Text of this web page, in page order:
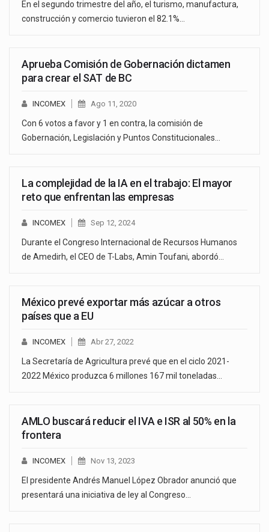
En el segundo trimestre del año, el turismo, manufactura,
construcción y comercio tuvieron el 82.1%…
Aprueba Comisión de Gobernación dictamen
para crear el SAT de BC
INCOMEX Ago 11, 2020
Con 6 votos a favor y 1 en contra, la comisión de
Gobernación, Legislación y Puntos Constitucionales…
La complejidad de la IA en el trabajo: El mayor
reto que enfrentan las empresas
INCOMEX Sep 12, 2024
Durante el Congreso Internacional de Recursos Humanos
de Amedirh, el CEO de T-Labs, Amin Toufani, abordó…
México prevé exportar más azúcar a otros
países que a EU
INCOMEX Abr 27, 2022
La Secretaría de Agricultura prevé que en el ciclo 2021-
2022 México produzca 6 millones 167 mil toneladas…
AMLO buscará reducir el IVA e ISR al 50% en la
frontera
INCOMEX Nov 13, 2023
El presidente Andrés Manuel López Obrador anunció que
presentará una iniciativa de ley al Congreso…